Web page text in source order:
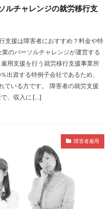
ルチャレンジの就労移行支
支援は障害者におすすめ？料金や特
のパーソルチャレンジが運営する
用支援を行う就労移行支援事業所
出資する特例子会社であるため、
ている方です。 障害者の就労支援
、収入に […]
障害者雇用